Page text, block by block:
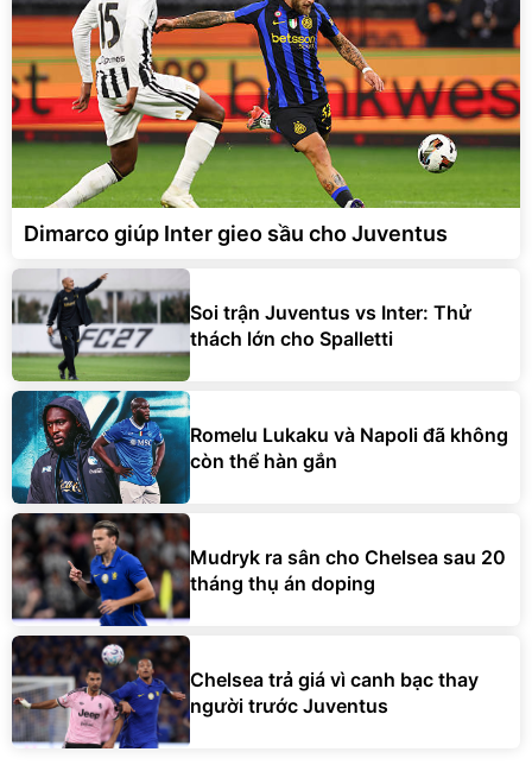
Dimarco giúp Inter gieo sầu cho Juventus
Soi trận Juventus vs Inter: Thử
thách lớn cho Spalletti
Romelu Lukaku và Napoli đã không
còn thể hàn gắn
Mudryk ra sân cho Chelsea sau 20
tháng thụ án doping
Chelsea trả giá vì canh bạc thay
người trước Juventus